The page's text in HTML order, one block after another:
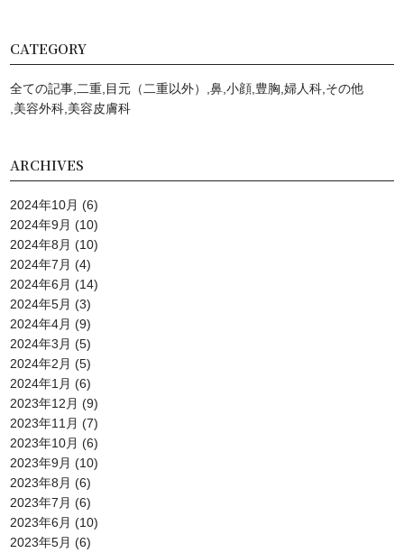
CATEGORY
全ての記事 二重 目元（二重以外） 鼻 小顔 豊胸 婦人科 その他
美容外科 美容⽪膚科
ARCHIVES
2024年10月 (6)
2024年9月 (10)
2024年8月 (10)
2024年7月 (4)
2024年6月 (14)
2024年5月 (3)
2024年4月 (9)
2024年3月 (5)
2024年2月 (5)
2024年1月 (6)
2023年12月 (9)
2023年11月 (7)
2023年10月 (6)
2023年9月 (10)
2023年8月 (6)
2023年7月 (6)
2023年6月 (10)
2023年5月 (6)